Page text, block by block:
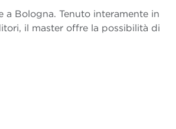
Bologna. Tenuto interamente in
il master offre la possibilità di